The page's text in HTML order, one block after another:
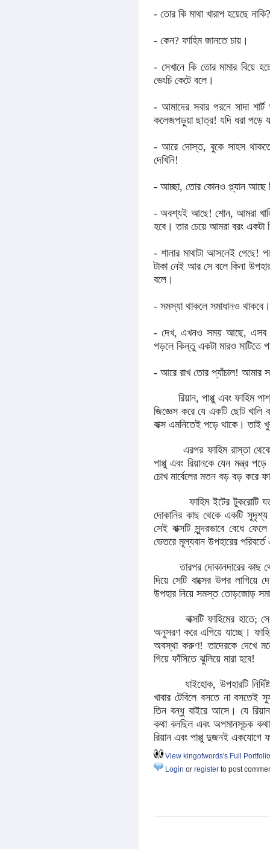
- তোর কি মাথা খারাপ হয়েছে
- কেন? ফাহিম জানতে চায়।
- সেখানে কি তোর মামার বিয়ে
ভেংচি কেটে বলে।
- আমাদের সবার পরনে সাদা
কলেজপড়ুয়া ছাত্র! যদি ধরা পড়ে
- আরে দোস্ত, বুকে সাহস
দেখিনি!
- আচ্ছা, তোর কোনও প্ল্যান আছে
- অবশ্যই আছে! শোন, আমরা খালি
হবে। তার চেয়ে আমরা বরং একটা
- শালার মাথাটা আসলেই গেছে!
টাকা নেই আর সে বলে কিনা
বলে।
- সমস্যা থাকলে সমাধানও
- দেখ, এখনও সময় আছে, এসব
পড়লে কিন্তু একটা মারও মাটিতে
- আরে রাখ তোর প্যাঁচাল! আমার
রিয়ান, পাপ্পু এবং ফাহিম
জিজ্ঞেস করে যে একটি ছোট খালি
বাক্স এমনিতেই পড়ে থাকে। তাই
এরপর ফাহিম রাস্তা থেকে
পাপ্পু এবং রিয়ানকে যেন মন্ত্র
চোখ মার্বেলের মতন বড় বড় করে
ফাহিম ইটের টুকরোটি
দোকানির কাছ থেকে একটি সুদৃশ্য
সেই বাক্সটি সুন্দরভাবে বেধে
ভেতরে মূল্যবান উপহারের
তারপর দোকানদারের কাছ
দিয়ে সেটি বাক্সের উপর লাগিয়ে
উপহার নিয়ে সমস্ত তোড়জোড়
বাক্সটি ফাহিমের হাতে; সে
অনুসরণ করে এগিয়ে যাচ্ছে।
অবস্থা করুণ! তাদেরকে দেখে
গিয়ে ফাঁসিতে ঝুলিয়ে মারা হবে!
যাইহোক, উপহারটি নির্দিষ্ট
খাবার টেবিলে বসতে না বসতেই
তিন বন্ধু বাইরে আসে। যে রিয়ান
কথা বলছিল এবং অপমানসূচক
রিয়ান এবং পাপ্পু দুজনই একযোগে
View kingofwords's Full Portfolio
Login or register to post